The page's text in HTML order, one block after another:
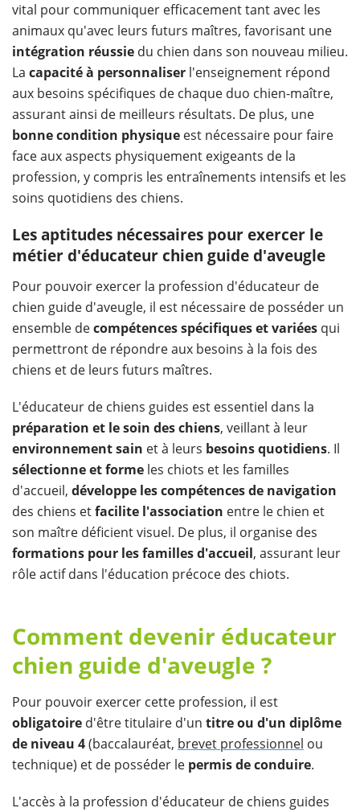
vital pour communiquer efficacement tant avec les
animaux qu'avec leurs futurs maîtres, favorisant une
intégration réussie du chien dans son nouveau milieu.
La capacité à personnaliser l'enseignement répond
aux besoins spécifiques de chaque duo chien-maître,
assurant ainsi de meilleurs résultats. De plus, une
bonne condition physique est nécessaire pour faire
face aux aspects physiquement exigeants de la
profession, y compris les entraînements intensifs et les
soins quotidiens des chiens.
Les aptitudes nécessaires pour exercer le
métier d'éducateur chien guide d'aveugle
Pour pouvoir exercer la profession d'éducateur de
chien guide d'aveugle, il est nécessaire de posséder un
ensemble decompétences spécifiques et variées qui
permettront de répondre aux besoins à la fois des
chiens et de leurs futurs maîtres.
L'éducateur de chiens guides est essentiel dans la
préparation et le soin des chiens, veillant à leur
environnement sain et à leurs besoins quotidiens. Il
sélectionne et forme les chiots et les familles
d'accueil, développe les compétences de navigation
des chiens etfacilite l'association entre le chien et
son maître déficient visuel. De plus, il organise des
formations pour les familles d'accueil, assurant leur
rôle actif dans l'éducation précoce des chiots.
Comment devenir éducateur
chien guide d'aveugle ?
Pour pouvoir exercer cette profession, il est
obligatoire d'être titulaire d'un titre ou d'un diplôme
de niveau 4(baccalauréat, brevet professionnel ou
technique) et de posséder le permis de conduire.
L'accès à la profession d'éducateur de chiens guides